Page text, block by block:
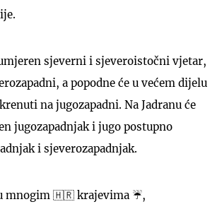
sjeverni i sjeveroistočni vjetar,
a popodne će u većem dijelu
na jugozapadni. Na Jadranu će
jugozapadnjak i jugo postupno
i sjeverozapadnjak.
mnogim 🇭🇷 krajevima ☔,